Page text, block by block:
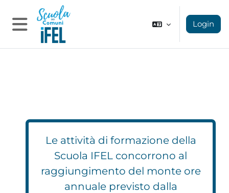
Vai al contenuto principale
Pannello laterale
Login
Le attività di formazione della
Scuola IFEL concorrono al
raggiungimento del monte ore
annuale previsto dalla